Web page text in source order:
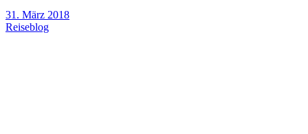
31. März 2018
Reiseblog